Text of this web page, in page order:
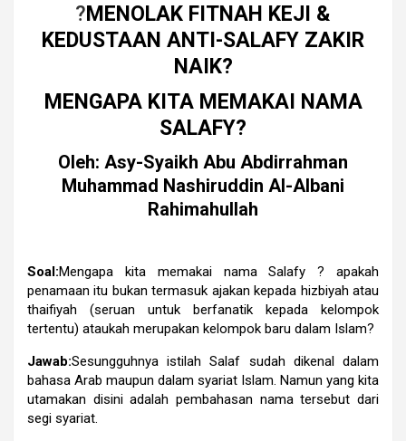
?MENOLAK FITNAH KEJI &
KEDUSTAAN ANTI-SALAFY ZAKIR
NAIK?
MENGAPA KITA MEMAKAI NAMA
SALAFY?
Oleh: Asy-Syaikh Abu Abdirrahman
Muhammad Nashiruddin Al-Albani
Rahimahullah
Soal:Mengapa kita memakai nama Salafy ? apakah
penamaan itu bukan termasuk ajakan kepada hizbiyah atau
thaifiyah (seruan untuk berfanatik kepada kelompok
tertentu) ataukah merupakan kelompok baru dalam Islam?
Jawab:Sesungguhnya istilah Salaf sudah dikenal dalam
bahasa Arab maupun dalam syariat Islam. Namun yang kita
utamakan disini adalah pembahasan nama tersebut dari
segi syariat.